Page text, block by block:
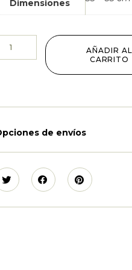
Dimensiones
AÑADIR AL
CARRITO
de envíos